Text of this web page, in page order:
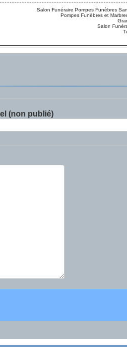
Salon Funéraire Pompes Funèbres
Pompes Funèbres et
Salon
(non publié)